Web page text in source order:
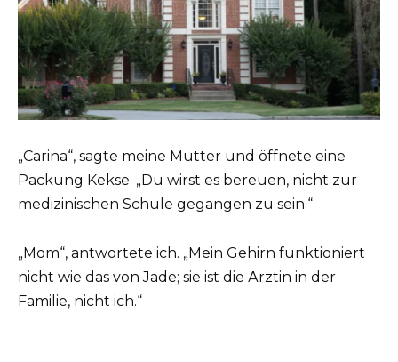
„Carina“, sagte meine Mutter und öffnete eine
Packung Kekse. „Du wirst es bereuen, nicht zur
medizinischen Schule gegangen zu sein.“
„Mom“, antwortete ich. „Mein Gehirn funktioniert
nicht wie das von Jade; sie ist die Ärztin in der
Familie, nicht ich.“